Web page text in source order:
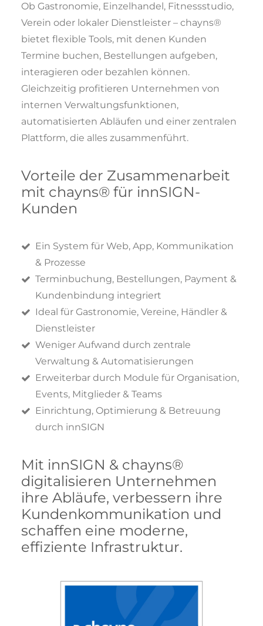
Ob Gastronomie, Einzelhandel, Fitnessstudio,
Verein oder lokaler Dienstleister – chayns®
bietet flexible Tools, mit denen Kunden
Termine buchen, Bestellungen aufgeben,
interagieren oder bezahlen können.
Gleichzeitig profitieren Unternehmen von
internen Verwaltungsfunktionen,
automatisierten Abläufen und einer zentralen
Plattform, die alles zusammenführt.
Vorteile der Zusammenarbeit
mit chayns® für innSIGN-
Kunden
Ein System für Web, App, Kommunikation
& Prozesse
Terminbuchung, Bestellungen, Payment &
Kundenbindung integriert
Ideal für Gastronomie, Vereine, Händler &
Dienstleister
Weniger Aufwand durch zentrale
Verwaltung & Automatisierungen
Erweiterbar durch Module für Organisation,
Events, Mitglieder & Teams
Einrichtung, Optimierung & Betreuung
durch innSIGN
Mit innSIGN & chayns®
digitalisieren Unternehmen
ihre Abläufe, verbessern ihre
Kundenkommunikation und
schaffen eine moderne,
effiziente Infrastruktur.